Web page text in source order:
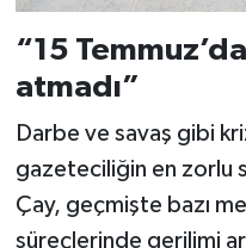
“15
atmadı”
Darbe ve savaş gibi
gazeteciliğin en zorlu
Çay, geçmişte bazı
süreçlerinde gerilimi